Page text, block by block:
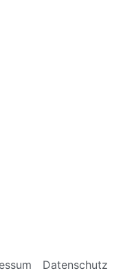
Datenschutz